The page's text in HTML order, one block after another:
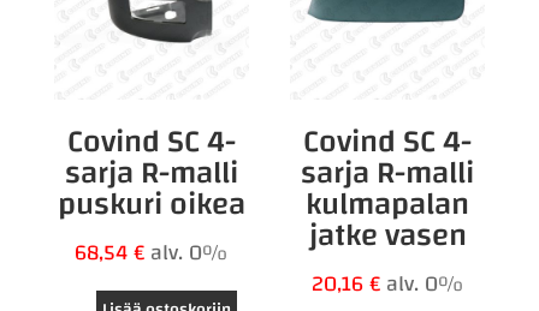
Covind SC 4-
sarja R-malli
puskuri oikea
68,54€alv. 0%
Covind SC 4-
sarja R-malli
kulmapalan
jatke vasen
20,16€alv. 0%